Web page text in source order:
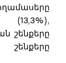
(13,3%),
շենքերը